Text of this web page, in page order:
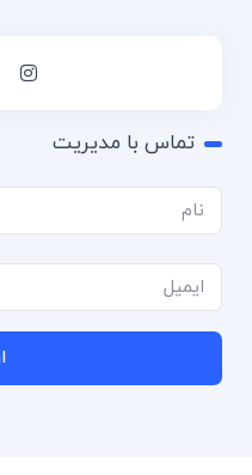
تماس با مدیریت